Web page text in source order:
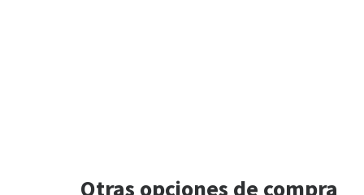
Otras opciones de compra